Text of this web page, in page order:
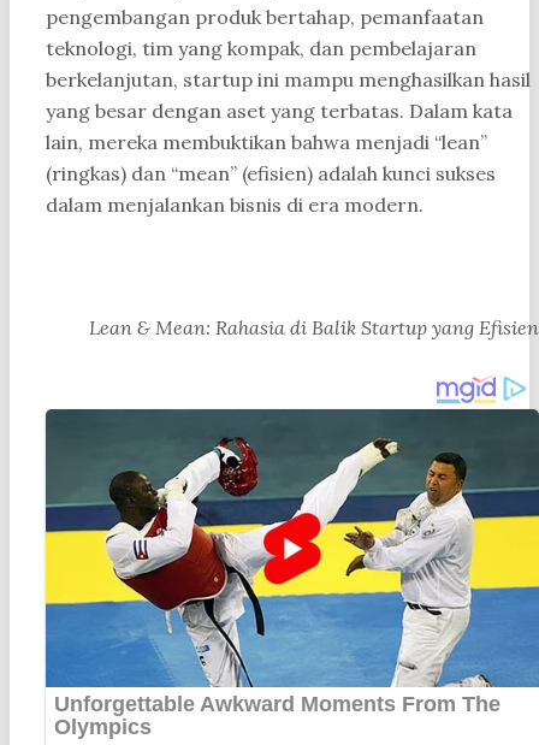
pengembangan produk bertahap, pemanfaatan
teknologi, tim yang kompak, dan pembelajaran
berkelanjutan, startup ini mampu menghasilkan hasil
yang besar dengan aset yang terbatas. Dalam kata
lain, mereka membuktikan bahwa menjadi “lean”
(ringkas) dan “mean” (efisien) adalah kunci sukses
dalam menjalankan bisnis di era modern.
Lean & Mean: Rahasia di Balik Startup yang Efisien